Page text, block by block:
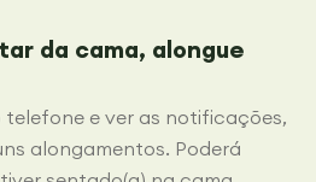
da cama, alongue
e ver as notificações,
alongamentos. Poderá